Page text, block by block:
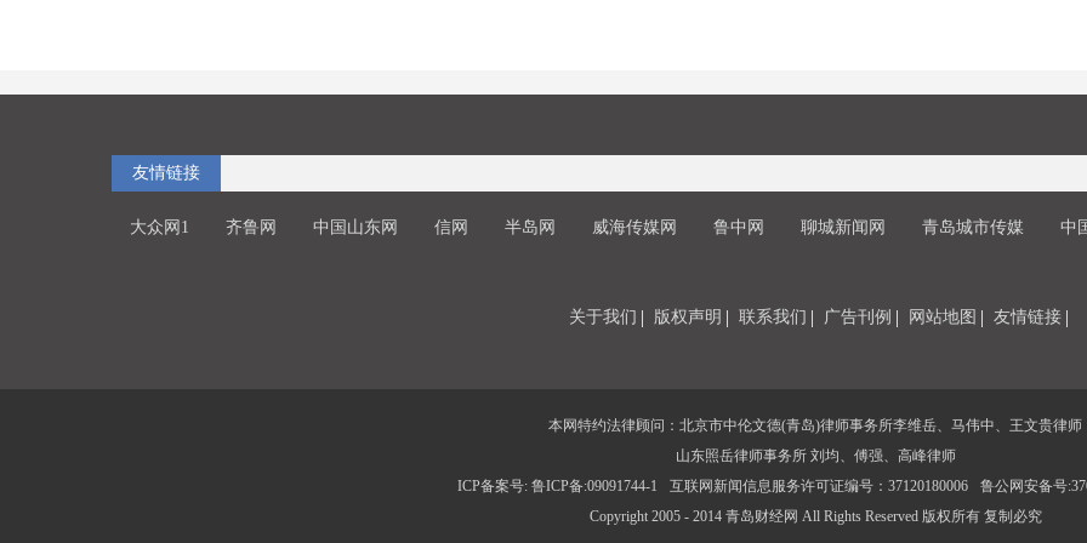
友情链接
大众网1 齐鲁网 中国山东网 信网 半岛网 威海传媒网 鲁中网 聊城新闻网 青岛城市传媒 中
关于我们 版权声明 联系我们 广告刊例 网站地图 友情链接
本网特约法律顾问：北京市中伦文德(青岛)律师事务所李维岳、马伟中、王文贵律师
山东照岳律师事务所 刘均、傅强、高峰律师
ICP备案号: 鲁ICP备:09091744-1
互联网新闻信息服务许可证编号：37120180006
鲁公网安备号
Copyright 2005 - 2014 青岛财经网 All Rights Reserved 版权所有 复制必究